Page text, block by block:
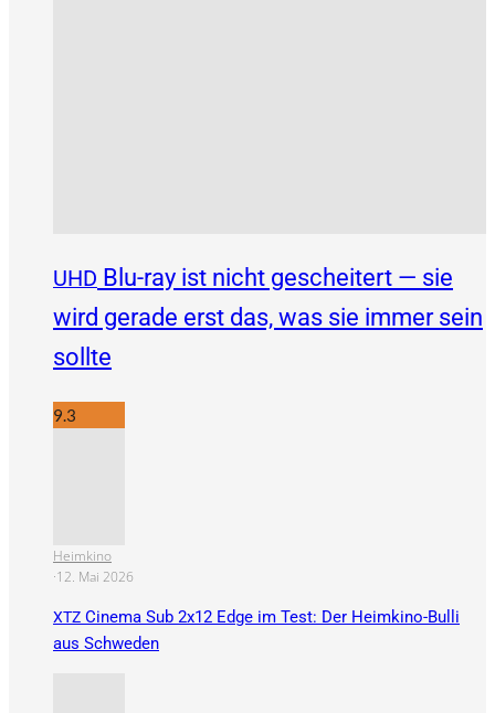
UHD Blu-ray ist nicht gescheitert — sie
wird gerade erst das, was sie immer sein
sollte
9.3
Heimkino
·12. Mai 2026
XTZ Cinema Sub 2x12 Edge im Test: Der Heimkino-Bulli
aus Schweden